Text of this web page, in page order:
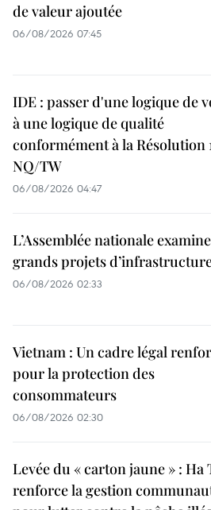
de valeur ajoutée
06/08/2026 07:45
IDE : passer d'une logique de
à une logique de qualité
conformément à la Résolution
NQ/TW
06/08/2026 04:47
L’Assemblée nationale
grands projets
06/08/2026 02:33
Vietnam : Un cadre légal
pour la protection des
consommateurs
06/08/2026 02:30
Levée du « carton jaune » : Ha
renforce la gestion